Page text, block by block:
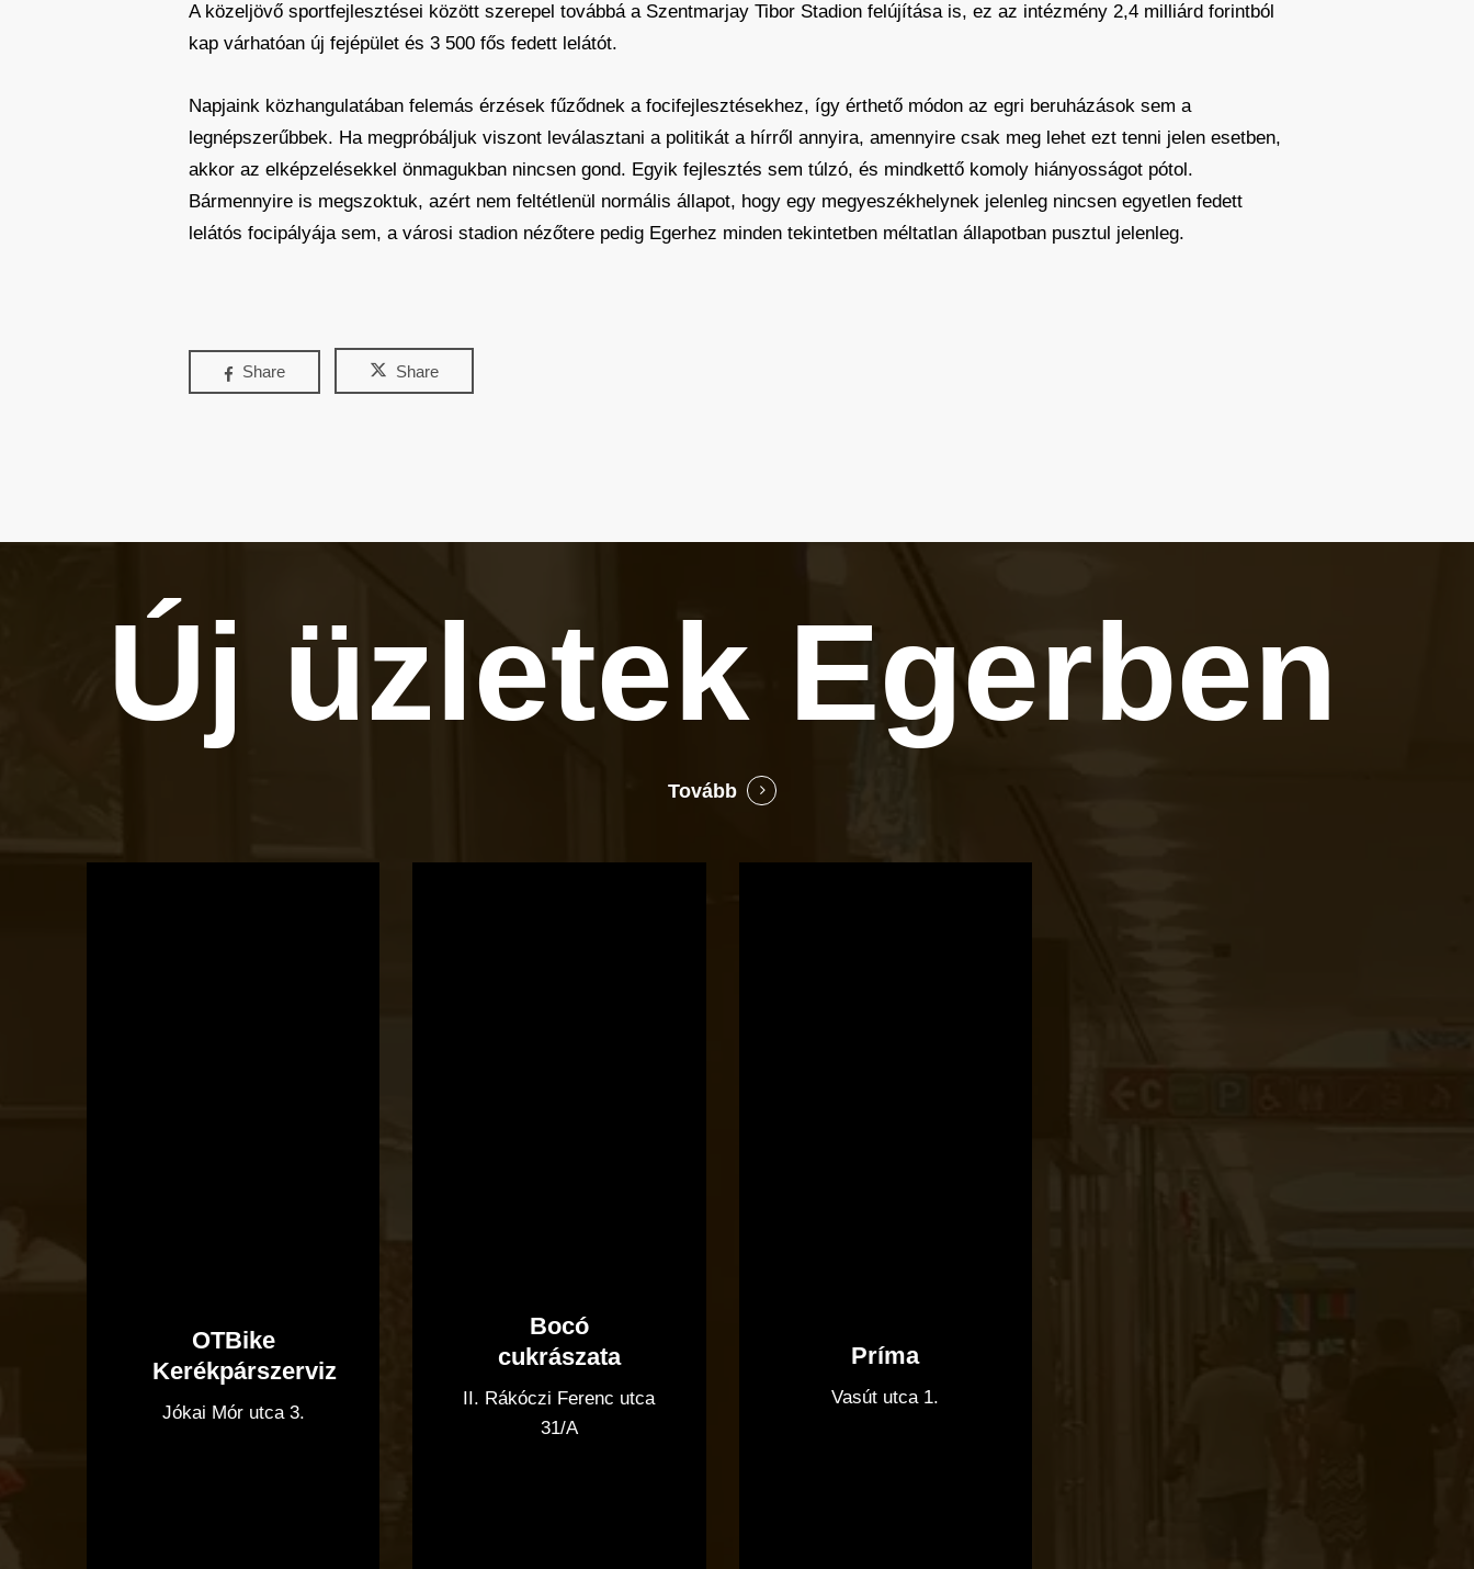
A közeljövő sportfejlesztései között szerepel továbbá a Szentmarjay Tibor Stadion felújítása is, ez az intézmény 2,4 milliárd forintból
kap várhatóan új fejépület és 3 500 fős fedett lelátót.
Napjaink közhangulatában felemás érzések fűződnek a focifejlesztésekhez, így érthető módon az egri beruházások sem a
legnépszerűbbek. Ha megpróbáljuk viszont leválasztani a politikát a hírről annyira, amennyire csak meg lehet ezt tenni jelen esetben,
akkor az elképzelésekkel önmagukban nincsen gond. Egyik fejlesztés sem túlzó, és mindkettő komoly hiányosságot pótol.
Bármennyire is megszoktuk, azért nem feltétlenül normális állapot, hogy egy megyeszékhelynek jelenleg nincsen egyetlen fedett
lelátós focipályája sem, a városi stadion nézőtere pedig Egerhez minden tekintetben méltatlan állapotban pusztul jelenleg.
Share Share
Új üzletek Egerben
Tovább
OTBike
Kerékpárszerviz
Jókai Mór utca 3.
Bocó
cukrászata
II. Rákóczi Ferenc utca
31/A
Príma
Vasút utca 1.